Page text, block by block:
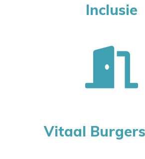
Inclusie
Vitaal